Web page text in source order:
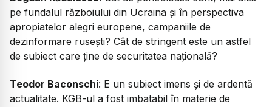
pe fundalul războiului din Ucraina și în perspectiva
apropiatelor alegri europene, campaniile de
dezinformare rusești? Cât de stringent este un astfel
de subiect care ține de securitatea națională?
Teodor Baconschi: E un subiect imens și de ardentă
actualitate. KGB-ul a fost imbatabil în materie de